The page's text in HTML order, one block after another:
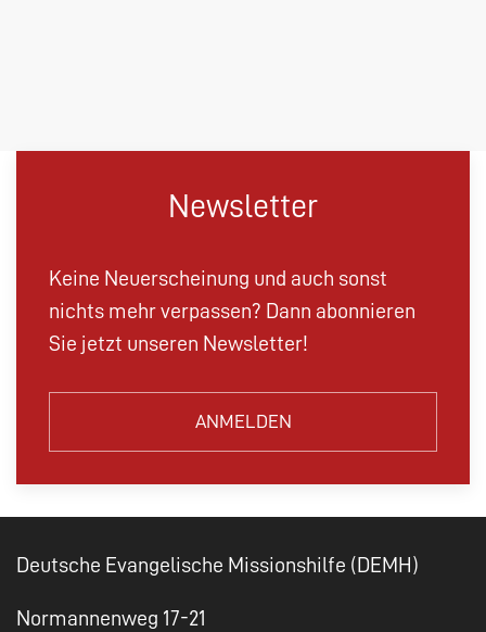
Newsletter
Keine Neuerscheinung und auch sonst
nichts mehr verpassen? Dann abonnieren
Sie jetzt unseren Newsletter!
ANMELDEN
Deutsche Evangelische Missionshilfe (DEMH)
Normannenweg 17-21